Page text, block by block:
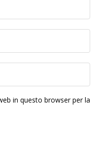
in questo browser per la